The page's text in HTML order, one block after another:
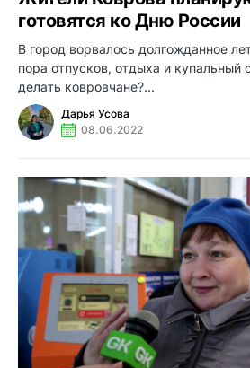
готовятся ко Дню России
В город ворвалось долгожданное
пора отпусков, отдыха и купальный
делать ковровчане?…
Дарья Усова
08.06.2022